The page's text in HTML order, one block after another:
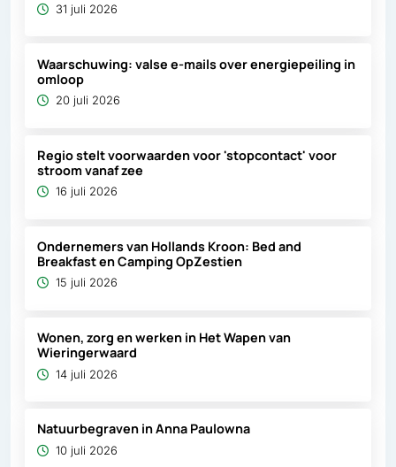
31 juli 2026
Waarschuwing: valse e-mails over energiepeiling in
omloop
20 juli 2026
Regio stelt voorwaarden voor 'stopcontact' voor
stroom vanaf zee
16 juli 2026
Ondernemers van Hollands Kroon: Bed and
Breakfast en Camping OpZestien
15 juli 2026
Wonen, zorg en werken in Het Wapen van
Wieringerwaard
14 juli 2026
Natuurbegraven in Anna Paulowna
10 juli 2026